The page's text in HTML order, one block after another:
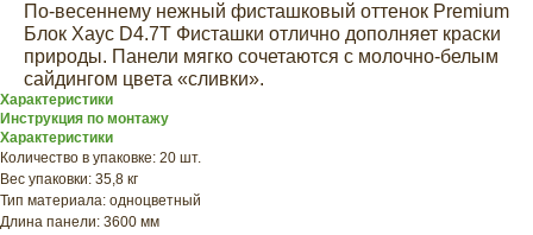
По-весеннему нежный фисташковый оттенок Premium
Блок Хаус D4.7T Фисташки отлично дополняет краски
природы. Панели мягко сочетаются с молочно-белым
сайдингом цвета «сливки».
Характеристики
Инструкция по монтажу
Характеристики
Количество в упаковке: 20 шт.
Вес упаковки: 35,8 кг
Тип материала: одноцветный
Длина панели: 3600 мм
ХОТИТЕ
ПРИЦЕНИТЬСЯ?
Узнайте примерную